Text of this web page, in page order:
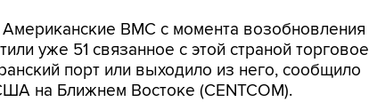
Американские ВМС с момента возобновления
уже 51 связанное с этой страной торговое
порт или выходило из него, сообщило
на Ближнем Востоке (CENTCOM).